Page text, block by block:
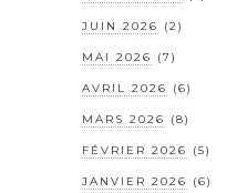
JUIN 2026 (2)
MAI 2026 (7)
AVRIL 2026 (6)
MARS 2026 (8)
FÉVRIER 2026 (5)
JANVIER 2026 (6)